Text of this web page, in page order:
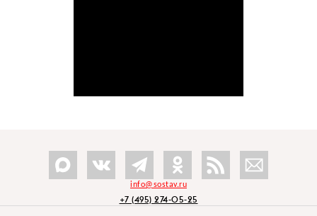
info@sostav.ru
+7 (495) 274-05-25